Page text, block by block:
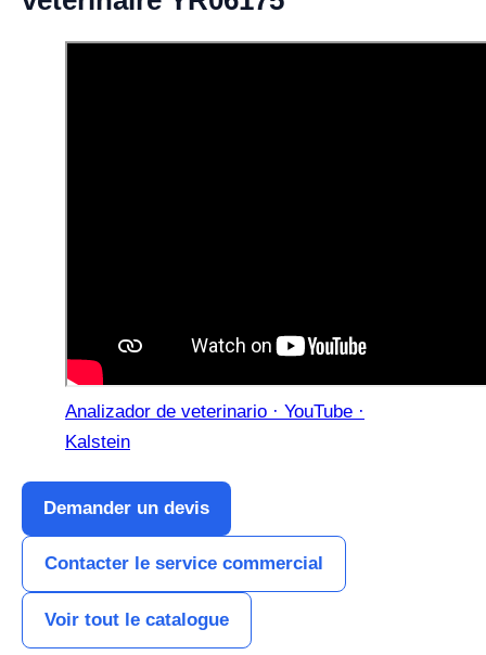
Analizador de veterinario · YouTube ·
Kalstein
Demander un devis
Contacter le service commercial
Voir tout le catalogue